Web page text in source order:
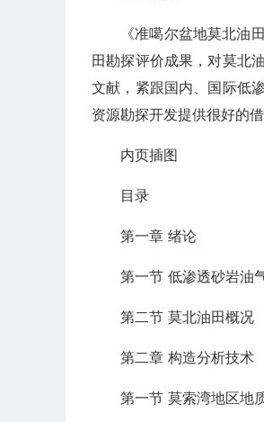
《准噶尔盆地莫北油
田勘探评价成果，对莫北
文献，紧跟国内、国际低
资源勘探开发提供很好的借
内页插图
目录
第一章 绪论
第一节 低渗透砂岩油
第二节 莫北油田概况
第二章 构造分析技术
第一节 莫索湾地区地